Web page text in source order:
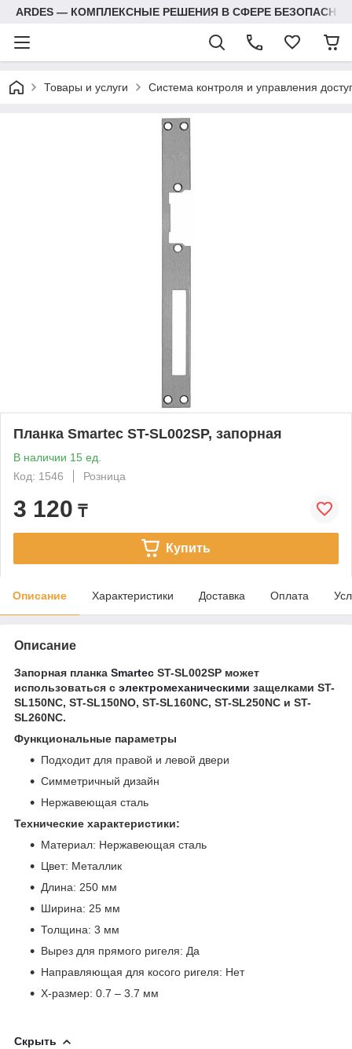
ARDES — КОМПЛЕКСНЫЕ РЕШЕНИЯ В СФЕРЕ
Товары и услуги Система контроля и управления
Планка Smartec ST-SL002SP, запорная
В наличии 15 ед.
Код: 1546
Розница
3 120 ₸
Купить
Описание Характеристики Доставка Оплата
Описание
Запорная планка Smartec ST-SL002SP может
использоваться с электромеханическими защелками ST-
SL150NC, ST-SL150NO, ST-SL160NC, ST-SL250NC и ST-
SL260NC.
Функциональные параметры
Подходит для правой и левой двери
Симметричный дизайн
Нержавеющая сталь
Технические характеристики:
Материал: Нержавеющая сталь
Цвет: Металлик
Длина: 250 мм
Ширина: 25 мм
Толщина: 3 мм
Вырез для прямого ригеля: Да
Направляющая для косого ригеля: Нет
Х-размер: 0.7 – 3.7 мм
Скрыть